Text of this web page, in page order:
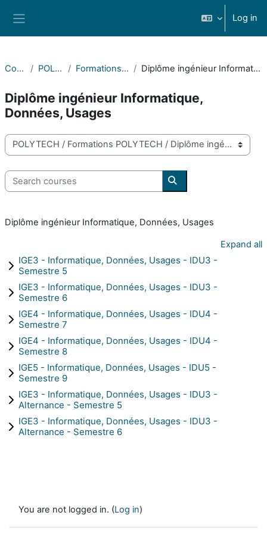
Log in
Courses POLYTECH Formations POLYTECH Diplôme ingénieur Informatique, Données, Usages
Diplôme ingénieur Informatique,
Données, Usages
Course categories
Search courses
Search courses
Diplôme ingénieur Informatique, Données, Usages
Expand all
IGE3 - Informatique, Données, Usages - IDU3 -
Semestre 5
IGE3 - Informatique, Données, Usages - IDU3 -
Semestre 6
IGE4 - Informatique, Données, Usages - IDU4 -
Semestre 7
IGE4 - Informatique, Données, Usages - IDU4 -
Semestre 8
IGE5 - Informatique, Données, Usages - IDU5 -
Semestre 9
IGE3 - Informatique, Données, Usages - IDU3 -
Alternance - Semestre 5
IGE3 - Informatique, Données, Usages - IDU3 -
Alternance - Semestre 6
You are not logged in. (Log in)